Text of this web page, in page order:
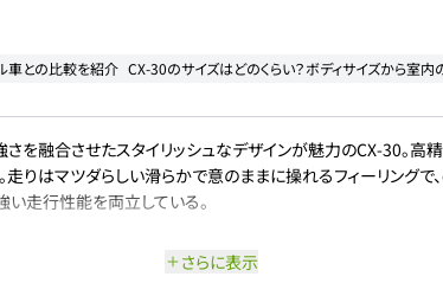
車との比較を紹介 CX-30のサイズはどのくらい？ボディサイズから室内
を融合させたスタイリッシュなデザインが魅力のCX-30。高
りはマツダらしい滑らかで意のままに操れるフィーリング
い走行性能を両立している。
さらに表示